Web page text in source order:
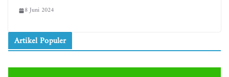
8 Juni 2024
Artikel Populer